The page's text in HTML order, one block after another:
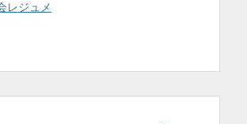
レジュメ